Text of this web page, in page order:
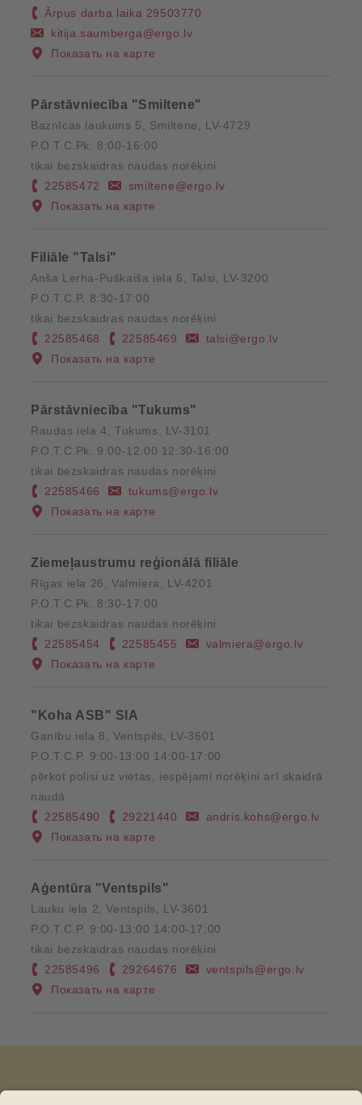
Ārpus darba laika 29503770
kitija.saumberga@ergo.lv
Показать на карте
Pārstāvniecība "Smiltene"
Baznīcas laukums 5, Smiltene, LV-4729
P.O.T.C.Pk. 8:00-16:00
tikai bezskaidras naudas norēķini
22585472
smiltene@ergo.lv
Показать на карте
Filiāle "Talsi"
Anša Lerha-Puškaiša iela 6, Talsi, LV-3200
P.O.T.C.P. 8:30-17:00
tikai bezskaidras naudas norēķini
22585468
22585469
talsi@ergo.lv
Показать на карте
Pārstāvniecība "Tukums"
Raudas iela 4, Tukums, LV-3101
P.O.T.C.Pk. 9:00-12:00 12:30-16:00
tikai bezskaidras naudas norēķini
22585466
tukums@ergo.lv
Показать на карте
Ziemeļaustrumu reģionālā filiāle
Rīgas iela 26, Valmiera, LV-4201
P.O.T.C.Pk. 8:30-17:00
tikai bezskaidras naudas norēķini
22585454
22585455
valmiera@ergo.lv
Показать на карте
"Koha ASB" SIA
Ganību iela 8, Ventspils, LV-3601
P.O.T.C.P. 9:00-13:00 14:00-17:00
pērkot polisi uz vietas, iespējami norēķini arī skaidrā
naudā
22585490
29221440
andris.kohs@ergo.lv
Показать на карте
Aģentūra "Ventspils"
Lauku iela 2, Ventspils, LV-3601
P.O.T.C.P. 9:00-13:00 14:00-17:00
tikai bezskaidras naudas norēķini
22585496
29264676
ventspils@ergo.lv
Показать на карте